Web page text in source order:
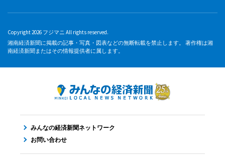
Copyright 2026 フジマニ All rights reserved.
湘南経済新聞に掲載の記事・写真・図表などの無断転載を禁止します。 著作権は湘
南経済新聞またはその情報提供者に属します。
みんなの経済新聞ネットワーク
お問い合わせ